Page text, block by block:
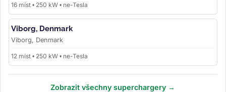
16 míst • 250 kW • ne-Tesla
Viborg, Denmark
Viborg, Denmark
12 míst • 250 kW • ne-Tesla
Zobrazit všechny superchargery →